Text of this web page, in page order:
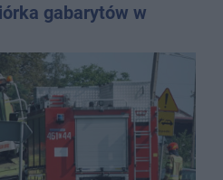
gabarytów w